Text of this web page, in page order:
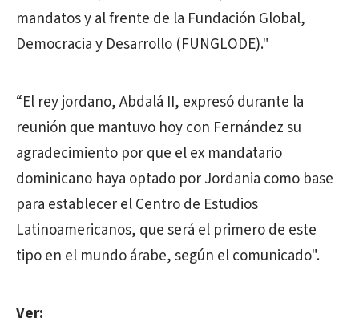
mandatos y al frente de la Fundación Global,
Democracia y Desarrollo (FUNGLODE)."
“El rey jordano, Abdalá II, expresó durante la
reunión que mantuvo hoy con Fernández su
agradecimiento por que el ex mandatario
dominicano haya optado por Jordania como base
para establecer el Centro de Estudios
Latinoamericanos, que será el primero de este
tipo en el mundo árabe, según el comunicado".
Ver: